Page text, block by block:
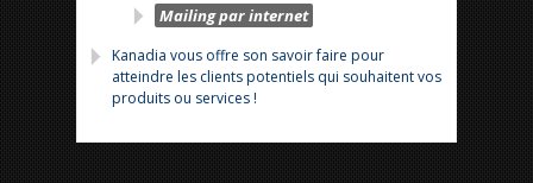
Mailing par internet
Kanadia vous offre son savoir faire pour
atteindre les clients potentiels qui souhaitent vos
produits ou services !